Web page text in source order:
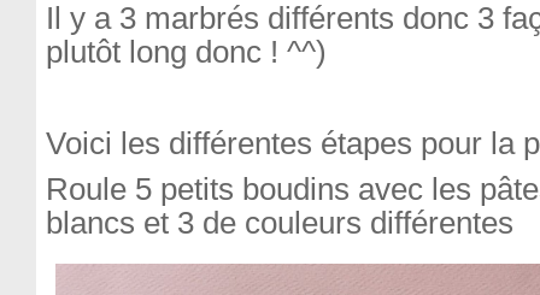
Il y a 3 marbrés différents donc 3
plutôt long donc ! ^^)
Voici les différentes étapes pour la
Roule 5 petits boudins avec les
blancs et 3 de couleurs différentes